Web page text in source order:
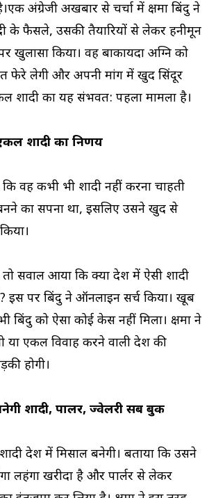
अंग्रेजी अखबार से चर्चा में क्षमा बिंदु ने
के फैसले, उसकी तैयारियों से लेकर हनीमून
किया। वह बाकायदा अग्नि को
फेरे लेगी और अपनी मांग में खुद सिंदूर
शादी का यह संभवत: पहला मामला है।
शादी का निर्णय
कि वह कभी भी शादी नहीं करना चाहती
का सपना था, इसलिए उसने खुद से
तो सवाल आया कि क्या देश में ऐसी शादी
इस पर बिंदु ने ऑनलाइन सर्च किया। खूब
बिंदु को ऐसा कोई केस नहीं मिला। क्षमा ने
या एकल विवाह करने वाली देश की
होगी।
शादी, पार्लर, ज्वेलरी सब बुक
देश में मिसाल बनेगी। बताया कि उसने
लहंगा खरीदा है और पार्लर से लेकर